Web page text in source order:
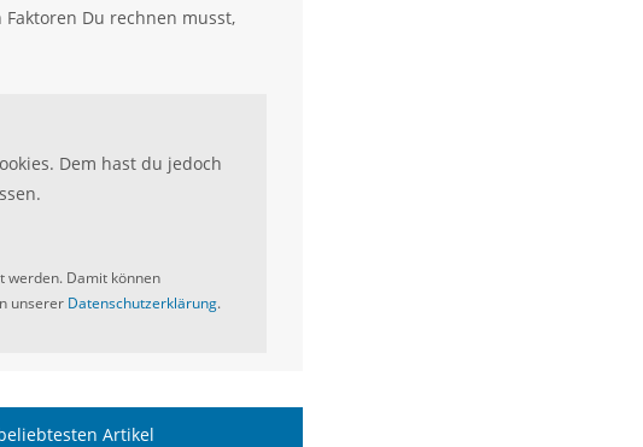
Du rechnen musst,
Dem hast du jedoch
werden. Damit können
unserer Datenschutzerklärung.
Artikel